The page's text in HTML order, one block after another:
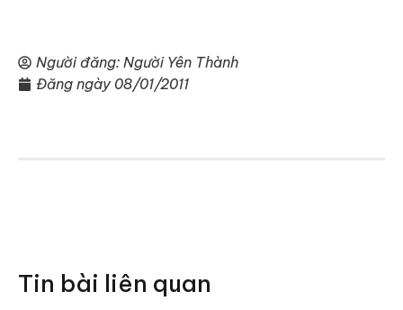
Người đăng: Người Yên Thành
Đăng ngày 08/01/2011
Tin bài liên quan